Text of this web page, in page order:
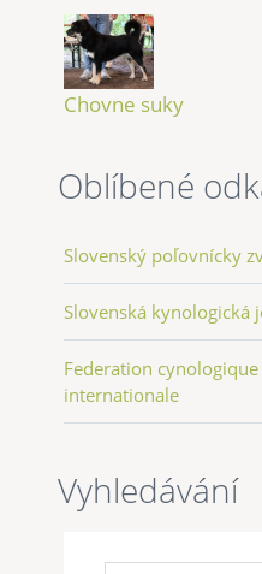
Chovne suky
Oblíbené
Slovenský poľovnícky
Slovenská kynologická
Federation cynologique
internationale
Vyhledávání